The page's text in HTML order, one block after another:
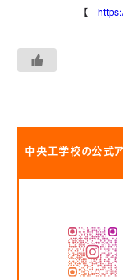
【
中央工学校の公式ア